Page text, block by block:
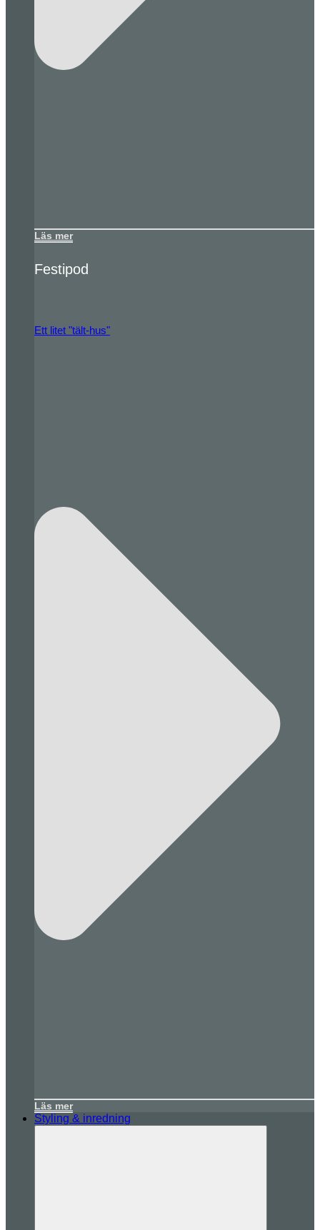
Läs mer
Festipod
Ett litet "tält-hus"
Läs mer
Styling & inredning